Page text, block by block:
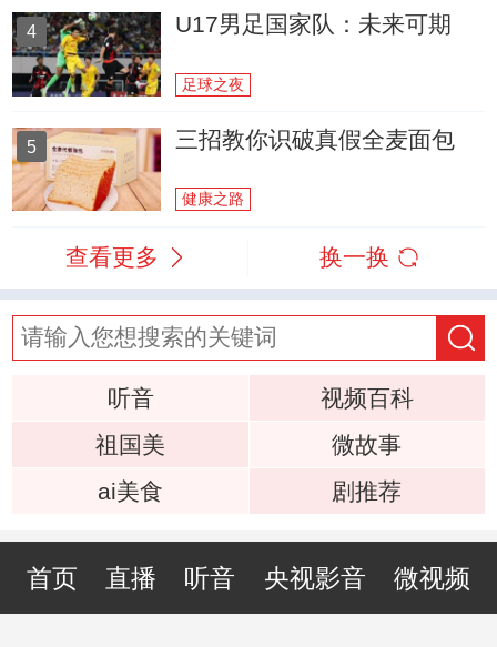
4 U17男足国家队：未来可期
足球之夜
5 三招教你识破真假全麦面包
健康之路
查看更多 换一换
听音
视频百科
祖国美
微故事
ai美食
剧推荐
首页 直播 听音 央视影音 微视频